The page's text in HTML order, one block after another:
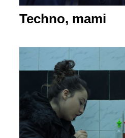
Techno, mami